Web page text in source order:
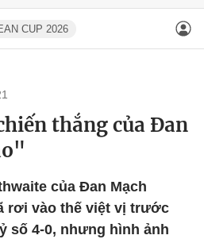
CUP 2026
thắng của Đan
của Đan Mạch
rơi vào thế việt vị trước
số 4-0, nhưng hình ảnh